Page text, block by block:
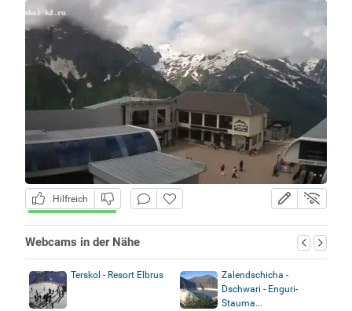
Hilfreich
Webcams in der Nähe
Terskol - Resort Elbrus
Zalendschicha -
Dschwari - Enguri-
Stauma...